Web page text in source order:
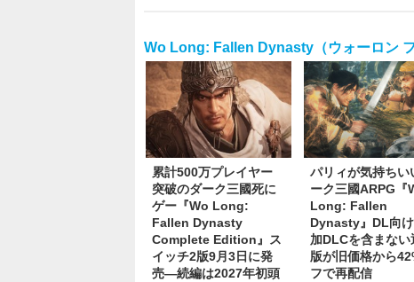
Wo Long: Fallen Dynasty（ウォーロン フ
累計500万プレイヤー
突破のダーク三國死に
ゲー『Wo Long:
Fallen Dynasty
Complete Edition』ス
イッチ2版9月3日に発
売―続編は2027年初頭
パリィが気持ちい
ーク三國ARPG『
Long: Fallen
Dynasty』DL向
加DLCを含まない
版が旧価格から
フで再配信